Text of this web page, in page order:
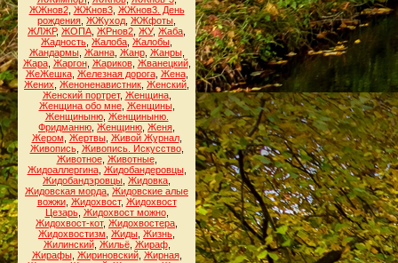
ЖЖнов2, ЖЖнов3, ЖЖнов3. День
рождения ЖЖуход ЖЖфоты
ЖЛЖР, ЖОПА ЖРнов2 ЖУ, Жаба
Жадность Жалоба Жалобы
Жандармы, Жанна, Жанр, Жанры,
Жара, Жаргон, Жариков, Жванецкий,
ЖеЖешка, Железная дорога, Жена,
Жених Женоненавистник Женский
Женский портрет, Женщина,
Женщина обо мне, Женщины,
Женщиныню, Женщиныню.
Фридманню Женщиню Женя
Жером Жертвы, Живой Журнал,
Живопись, Живопись. Искусство,
Животное, Животные,
Жидоаллергина, Жидобандеровцы,
Жидобандэровцы Жидовка
Жидовская морда Жидовские алые
вожжи, Жидохвост, Жидохвост
Цезарь, Жидохвост можно,
Жидохвост-кот, Жидохвостера
Жидохвостизм Жиды Жизнь
Жилинский, Жильё, Жираф,
Жирафы, Жириновский, Жирная,